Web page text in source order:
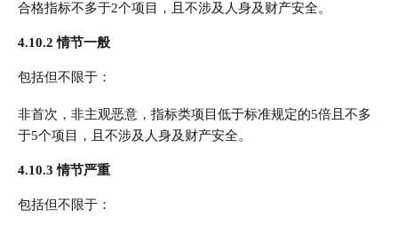
合格指标不多于2个项目，且不涉及人身及财产安全。
4.10.2 情节一般
包括但不限于：
非首次，非主观恶意，指标类项目低于标准规定的5倍且不多
于5个项目，且不涉及人身及财产安全。
4.10.3 情节严重
包括但不限于：